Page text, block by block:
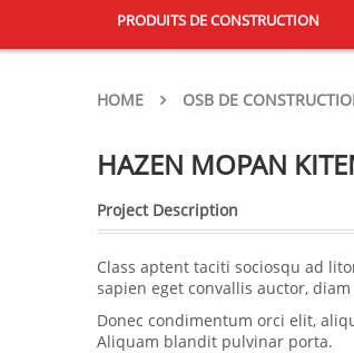
PRODUITS DE CONSTRUCTION
HOME OSB DE
HAZEN MOPAN
Project Description
Class aptent taciti sociosqu ad
sapien eget convallis auctor,
Donec condimentum orci elit,
Aliquam blandit pulvinar porta.